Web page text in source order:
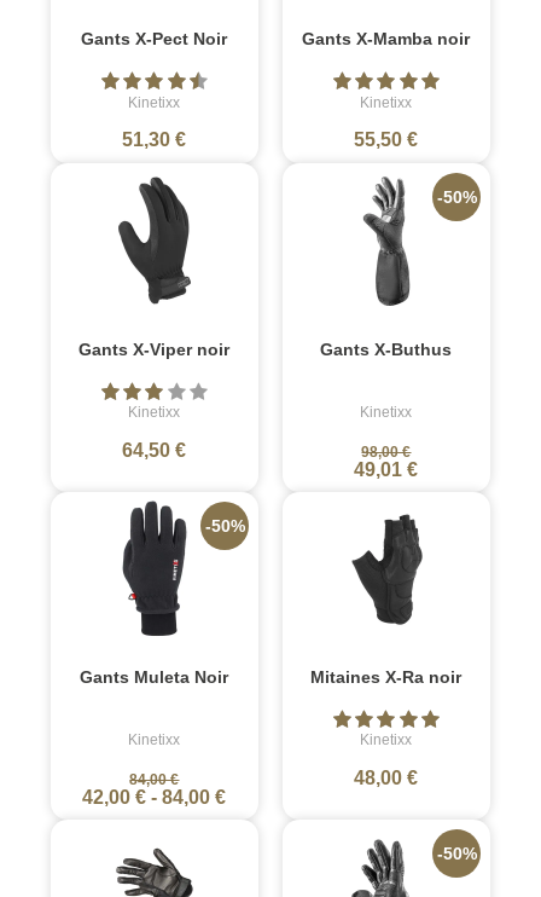
Gants X-Pect Noir
Kinetixx
51,30 €
Gants X-Mamba noir
Kinetixx
55,50 €
Gants X-Viper noir
Kinetixx
64,50 €
Gants X-Buthus
Kinetixx
98,00 €
49,01 €
-50%
Gants Muleta Noir
Kinetixx
84,00 €
42,00 € -84,00 €
-50%
Mitaines X-Ra noir
Kinetixx
48,00 €
-50%